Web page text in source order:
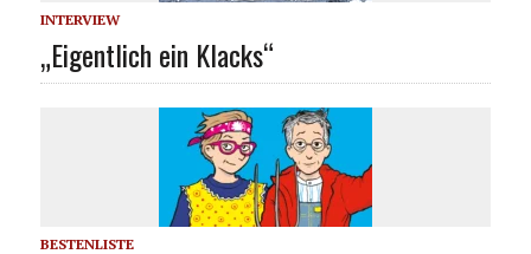
INTERVIEW
„Eigentlich ein Klacks“
BESTENLISTE